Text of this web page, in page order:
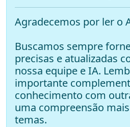
Agradecemos por ler o
Buscamos sempre
precisas e atualizadas
nossa equipe e IA.
importante
conhecimento com
uma compreensão
temas.